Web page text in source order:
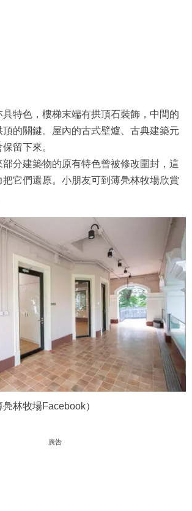
特色，樓梯末端有拱頂石裝飾，中間的
的關鍵。屋內的古式壁爐、古典建築元
留下來。
分建築物的原有特色曾被修改圍封，這
它們還原。小朋友可到薄鳧林牧場欣賞
鳧林牧場Facebook）
廣告